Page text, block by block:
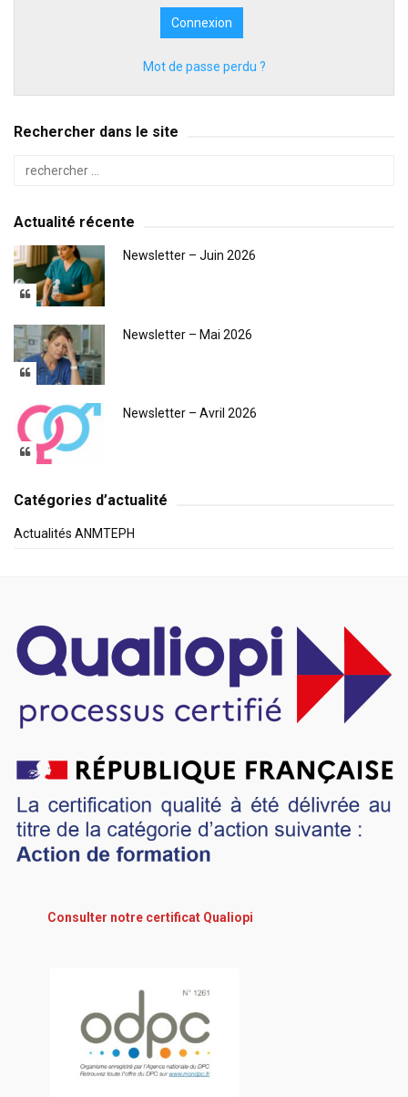
Mot de passe perdu ?
Rechercher dans le site
Actualité récente
Newsletter – Juin 2026
Newsletter – Mai 2026
Newsletter – Avril 2026
Catégories d’actualité
Actualités ANMTEPH
Consulter notre certificat Qualiopi